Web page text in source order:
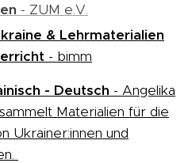
- ZUM e.V.
& Lehrmaterialien
- bimm
- Deutsch - Angelika
Materialien für die
Ukrainer:innen und